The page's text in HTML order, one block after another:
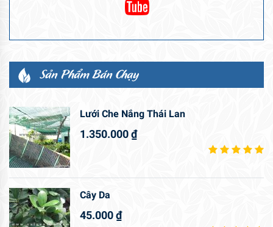
Sản Phẩm Bán Chạy
Lưới Che Nắng Thái Lan
1.350.000₫
Cây Da
45.000₫